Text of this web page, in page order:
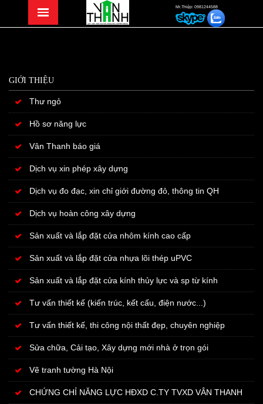
Mr.Thiệp: 0981244588
GIỚI THIỆU
Thư ngỏ
Hồ sơ năng lực
Vân Thanh báo giá
Dịch vụ xin phép xây dựng
Dịch vụ đo đạc, xin chỉ giới đường đỏ, thông tin QH
Dịch vụ hoàn công xây dựng
Sản xuất và lắp đặt cửa nhôm kính cao cấp
Sản xuất và lắp đặt cửa nhựa lõi thép uPVC
Sản xuất và lắp đặt cửa kính thủy lực và sp từ kính
Tư vấn thiết kế (kiến trúc, kết cấu, điện nước...)
Tư vấn thiết kế, thi công nội thất đẹp, chuyên nghiệp
Sửa chữa, Cải tạo, Xây dựng mới nhà ở trọn gói
Vẽ tranh tường Hà Nội
CHỨNG CHỈ NĂNG LỰC HĐXD C.TY TVXD VÂN THANH